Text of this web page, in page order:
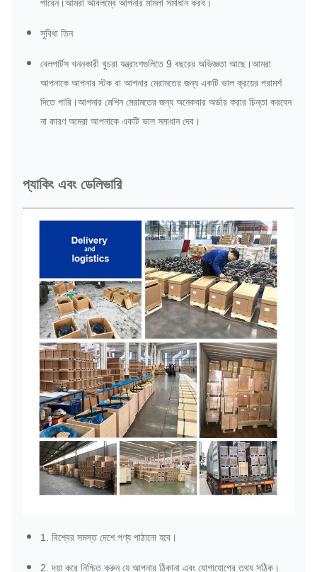
পারেন।আমরা অবিলম্বে আপনার মামলা সমাধান করব।
সুবিধা তিন
বেলপার্টস খননকারী খুচরা যন্ত্রাংশগুলিতে 9 বছরের অভিজ্ঞতা আছে।আমরা
আপনাকে আপনার স্টক বা আপনার মেরামতের জন্য একটি ভাল ক্রয়ের পরামর্শ
দিতে পারি।আপনার মেশিন মেরামতের জন্য অনেকবার অর্ডার করার চিন্তা করবেন
না কারণ আমরা আপনাকে একটি ভাল সমাধান দেব।
প্যাকিং এবং ডেলিভারি
1. বিশ্বের সমস্ত দেশে পণ্য পাঠানো হবে।
2. দয়া করে নিশ্চিত করুন যে আপনার ঠিকানা এবং যোগাযোগের তথ্য সঠিক।